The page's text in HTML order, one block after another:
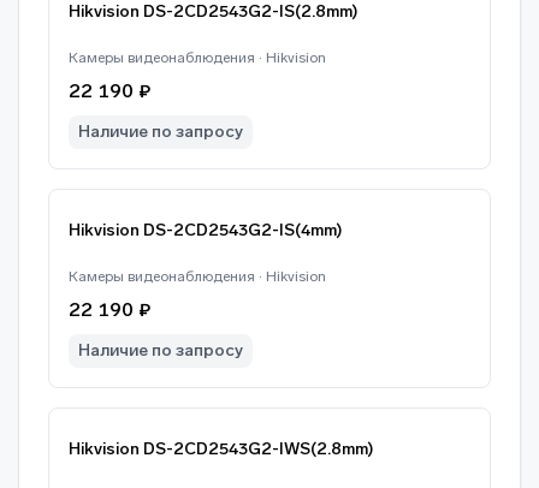
Hikvision DS-2CD2543G2-IS(2.8mm)
Камеры видеонаблюдения · Hikvision
22 190 ₽
Наличие по запросу
Hikvision DS-2CD2543G2-IS(4mm)
Камеры видеонаблюдения · Hikvision
22 190 ₽
Наличие по запросу
Hikvision DS-2CD2543G2-IWS(2.8mm)